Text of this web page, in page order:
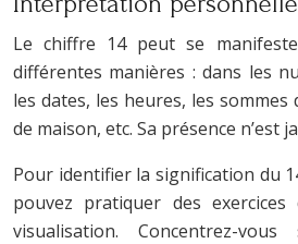
Le chiffre 14 peut se
différentes manières : dans les
les dates, les heures, les sommes
de maison, etc. Sa présence n’est
Pour identifier la signification du
pouvez pratiquer des
visualisation. Concentrez-